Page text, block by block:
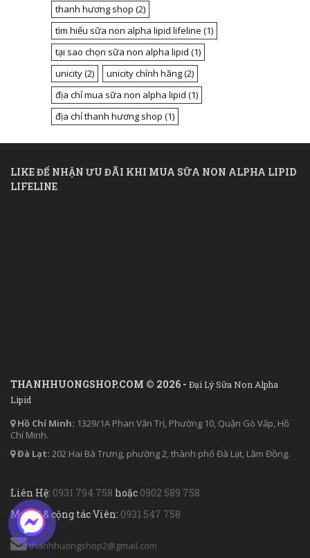
thanh hương shop (2)
tìm hiểu sữa non alpha lipid lifeline (1)
tại sao chọn sữa non alpha lipid (1)
unicity(2) unicity chính hãng(2)
địa chỉ mua sữa non alpha lipid (1)
địa chỉ thanh hương shop (1)
LIKE ĐỂ NHẬN ƯU ĐÃI KHI MUA SỮA NON ALPHA LIPID
LIFELINE
THANHHUONGSHOP.COM © 2026 - Đại Lý Sữa Non Alpha
Lipid
Hồ Chí Minh: 1329/1A Phan Văn Trị, Phường 10, Quận Gò Vấp, Hồ
Chí Minh.
Đà Lạt: 202 Hai Bà Trưng, phường 2, thành phố Đà Lạt, Lâm Đồng.
Liên Hệ: 0931 794 758 hoặc 0902 589 758
Mua sỉ & cộng tác Viên: 0931 547 758
thanhhuongshop2@gmail.com